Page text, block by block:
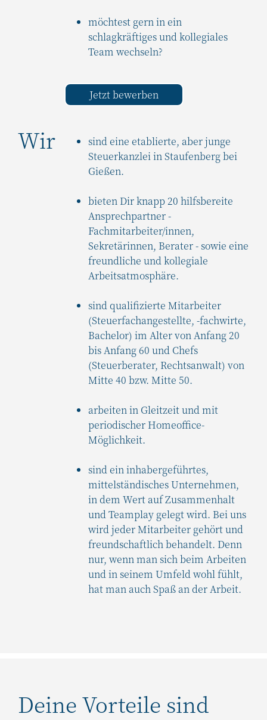
möchtest gern in ein
schlagkräftiges und kollegiales
Team wechseln?
Jetzt bewerben
Wir
sind eine etablierte, aber junge
Steuerkanzlei in Staufenberg bei
Gießen.
bieten Dir knapp 20 hilfsbereite
Ansprechpartner -
Fachmitarbeiter/innen,
Sekretärinnen, Berater - sowie eine
freundliche und kollegiale
Arbeitsatmosphäre.
sind qualifizierte Mitarbeiter
(Steuerfachangestellte, -fachwirte,
Bachelor) im Alter von Anfang 20
bis Anfang 60 und Chefs
(Steuerberater, Rechtsanwalt) von
Mitte 40 bzw. Mitte 50.
arbeiten in Gleitzeit und mit
periodischer Homeoffice-
Möglichkeit.
sind ein inhabergeführtes,
mittelständisches Unternehmen,
in dem Wert auf Zusammenhalt
und Teamplay gelegt wird. Bei uns
wird jeder Mitarbeiter gehört und
freundschaftlich behandelt. Denn
nur, wenn man sich beim Arbeiten
und in seinem Umfeld wohl fühlt,
hat man auch Spaß an der Arbeit.
Deine Vorteile sind